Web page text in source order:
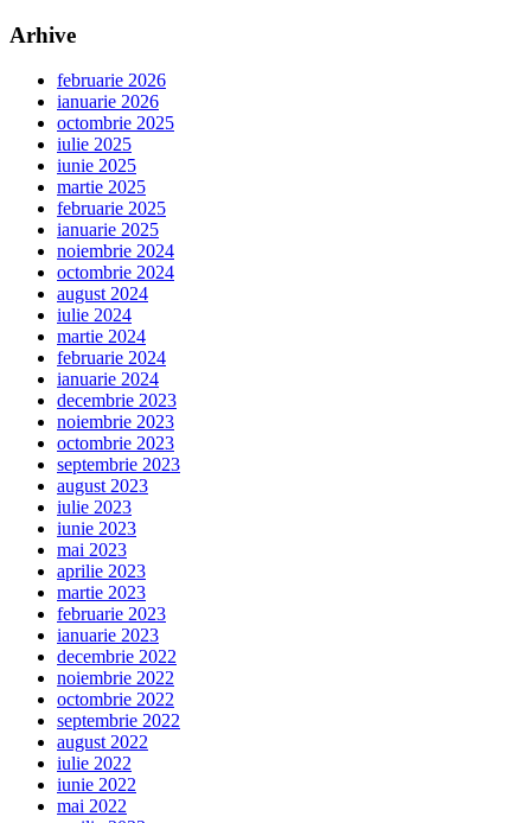
Arhive
februarie 2026
ianuarie 2026
octombrie 2025
iulie 2025
iunie 2025
martie 2025
februarie 2025
ianuarie 2025
noiembrie 2024
octombrie 2024
august 2024
iulie 2024
martie 2024
februarie 2024
ianuarie 2024
decembrie 2023
noiembrie 2023
octombrie 2023
septembrie 2023
august 2023
iulie 2023
iunie 2023
mai 2023
aprilie 2023
martie 2023
februarie 2023
ianuarie 2023
decembrie 2022
noiembrie 2022
octombrie 2022
septembrie 2022
august 2022
iulie 2022
iunie 2022
mai 2022